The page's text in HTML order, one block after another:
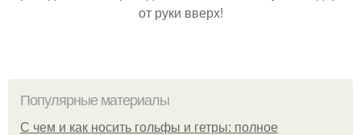
от руки вверх!
Популярные материалы
С чем и как носить гольфы и гетры: полное